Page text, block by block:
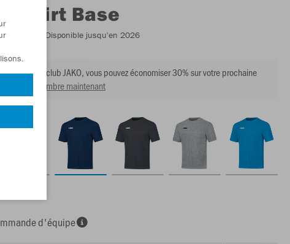
T-shirt Base
- Disponible jusqu'en 2026
membre du club JAKO, vous pouvez économiser 30% sur votre prochaine
Devenir membre maintenant
d'équipe